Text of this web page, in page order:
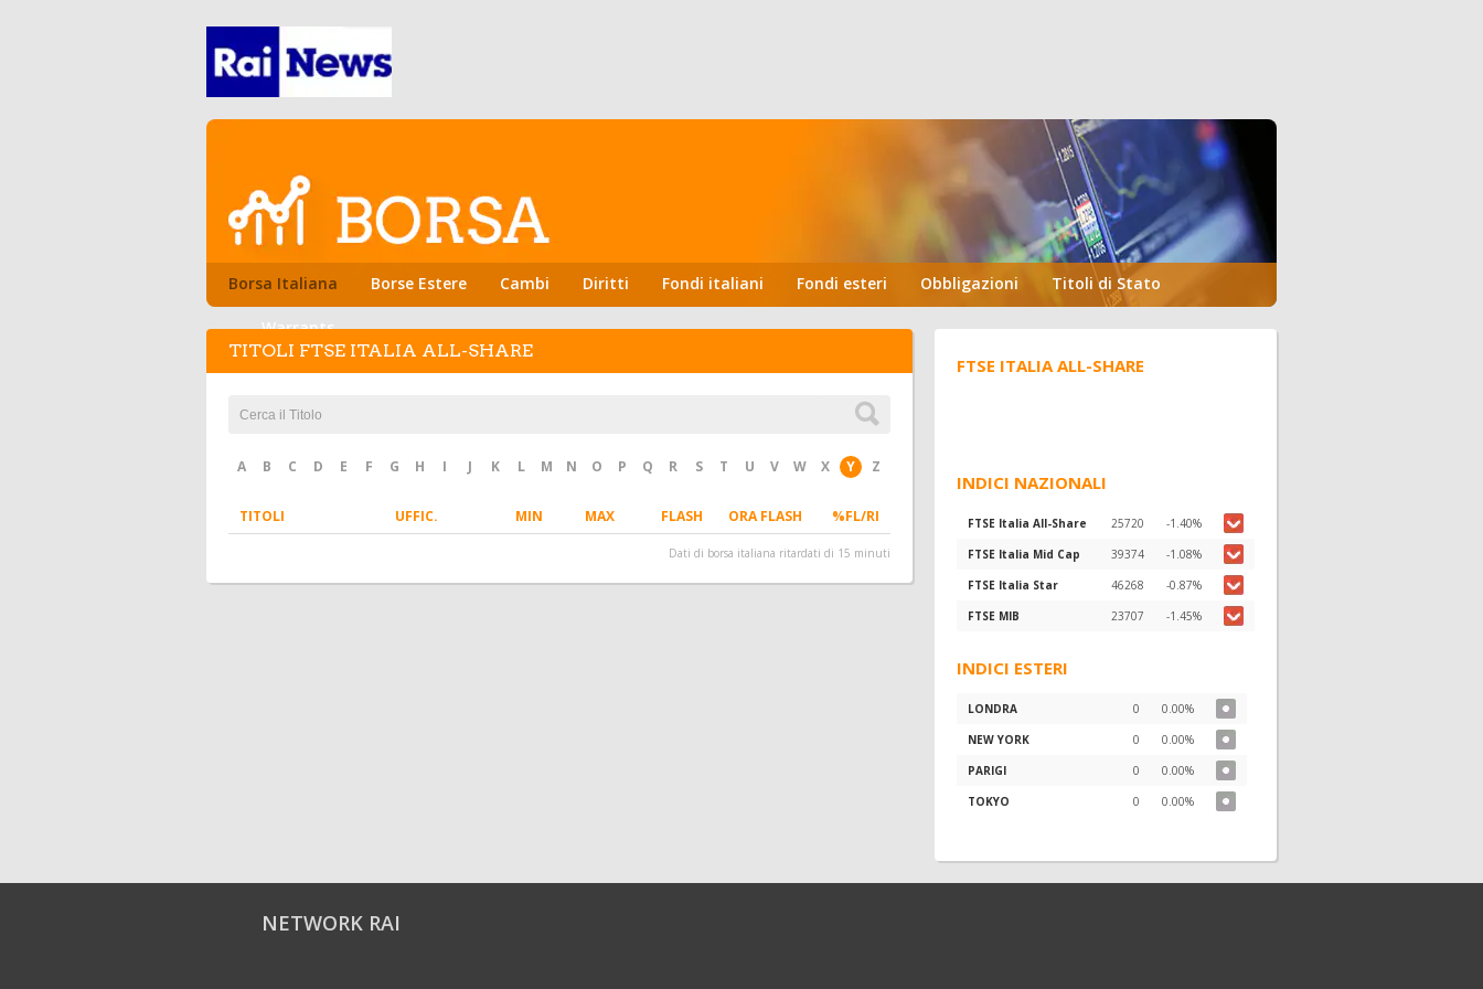
Borsa Italiana Borse Estere Cambi Diritti Fondi italiani Fondi esteri Obbligazioni Titoli di Stato
Warrants
TITOLI FTSE ITALIA ALL-SHARE
A B C D E F G H I J K L M N O P Q R S T U V W X Y Z
TITOLI UFFIC. MIN MAX FLASH ORA FLASH %FL/RI
Dati di borsa italiana ritardati di 15 minuti
FTSE ITALIA ALL-SHARE
INDICI NAZIONALI
FTSE Italia All-Share 25720
-1.40%
FTSE Italia Mid Cap
39374
-1.08%
FTSE Italia Star
46268
-0.87%
FTSE MIB
23707 -1.45%
INDICI ESTERI
LONDRA 0
0.00%
NEW YORK
0
0.00%
PARIGI
0
0.00%
TOKYO
0 0.00%
NETWORK RAI